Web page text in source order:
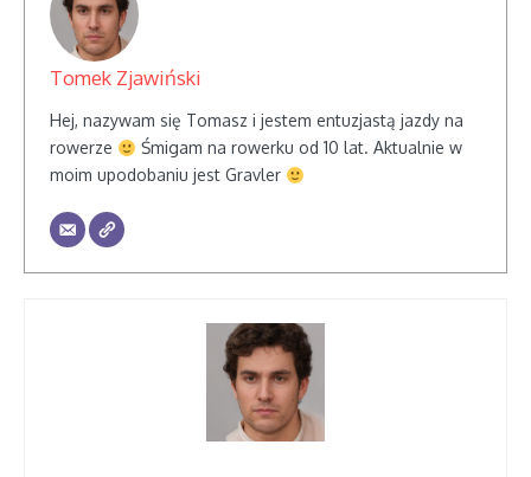
Tomek Zjawiński
Hej, nazywam się Tomasz i jestem entuzjastą jazdy na
rowerze
Śmigam na rowerku od 10 lat. Aktualnie w
moim upodobaniu jest Gravler